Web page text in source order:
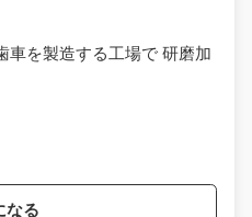
車を製造する工場で 研磨加
なる